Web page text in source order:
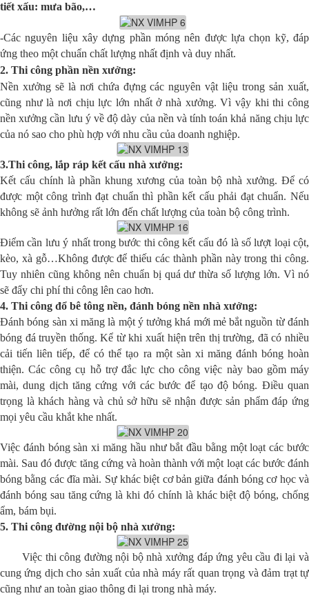
tiết xấu: mưa bão,…
-Các nguyên liệu xây dựng phần móng nên được lựa chọn kỹ, đáp
ứng theo một chuẩn chất lượng nhất định và duy nhất.
2. Thi công phần nền xưởng:
Nền xưởng sẽ là nơi chứa đựng các nguyên vật liệu trong sản xuất,
cũng như là nơi chịu lực lớn nhất ở nhà xưởng. Vì vậy khi thi công
nền xưởng cần lưu ý về độ dày của nền và tính toán khả năng chịu lực
của nó sao cho phù hợp với nhu cầu của doanh nghiệp.
3.Thi công, lắp ráp kết cấu nhà xưởng:
Kết cấu chính là phần khung xương của toàn bộ nhà xưởng. Để có
được một công trình đạt chuẩn thì phần kết cấu phải đạt chuẩn. Nếu
không sẽ ảnh hưởng rất lớn đến chất lượng của toàn bộ công trình.
Điểm cần lưu ý nhất trong bước thi công kết cấu đó là số lượt loại cột,
kèo, xà gỗ…Không được để thiếu các thành phần này trong thi công.
Tuy nhiên cũng không nên chuẩn bị quá dư thừa số lượng lớn. Vì nó
sẽ đẩy chi phí thi công lên cao hơn.
4. Thi công đổ bê tông nền, đánh bóng nền nhà xưởng:
Đánh bóng sàn xi măng là một ý tưởng khá mới mẻ bắt nguồn từ đánh
bóng đá truyền thống. Kể từ khi xuất hiện trên thị trường, đã có nhiều
cải tiến liên tiếp, để có thể tạo ra một sàn xi măng đánh bóng hoàn
thiện. Các công cụ hỗ trợ đắc lực cho công việc này bao gồm máy
mài, dung dịch tăng cứng với các bước để tạo độ bóng. Điều quan
trọng là khách hàng và chủ sở hữu sẽ nhận được sản phẩm đáp ứng
mọi yêu cầu khắt khe nhất.
Việc đánh bóng sàn xi măng hầu như bắt đầu bằng một loạt các bước
mài. Sau đó được tăng cứng và hoàn thành với một loạt các bước đánh
bóng bằng các đĩa mài. Sự khác biệt cơ bản giữa đánh bóng cơ học và
đánh bóng sau tăng cứng là khi đó chính là khác biệt độ bóng, chống
ẩm, bám bụi.
5. Thi công đường nội bộ nhà xưởng:
Việc thi công đường nội bộ nhà xưởng đáp ứng yêu cầu đi lại và
cung ứng dịch cho sản xuất của nhà máy rất quan trọng và đảm trạt tự
cũng như an toàn giao thông đi lại trong nhà máy.